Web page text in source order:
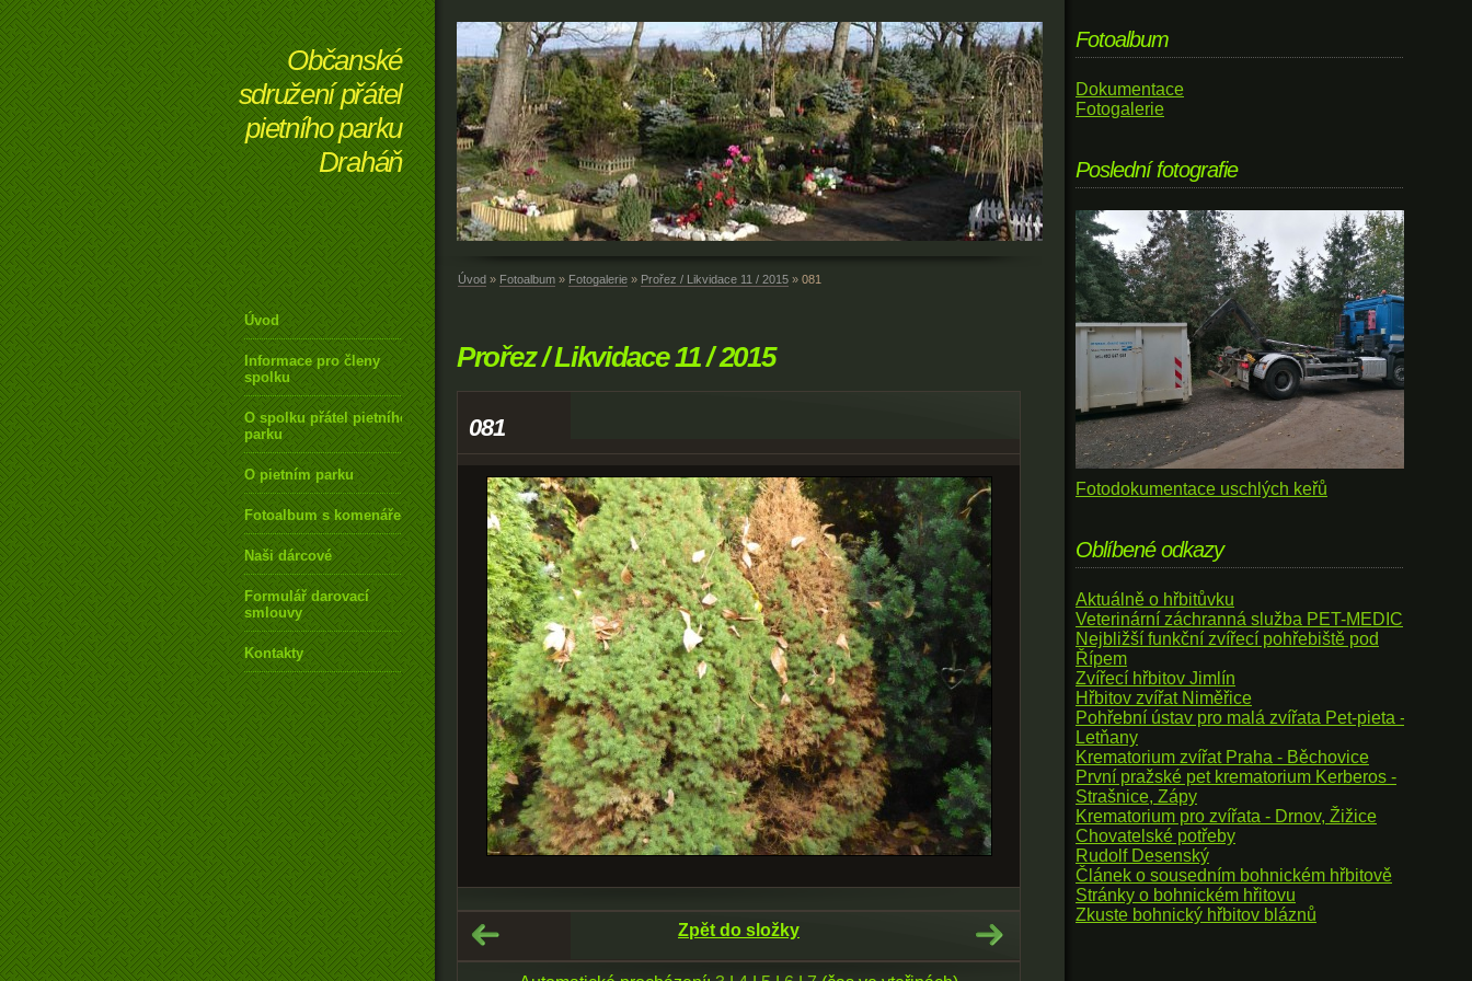
Občanské
sdružení přátel
pietního parku
Draháň
Úvod
Informace pro členy
spolku
O spolku přátel pietního
parku
O pietním parku
Fotoalbum s komenářem
Naši dárcové
Formulář darovací
smlouvy
Kontakty
Úvod » Fotoalbum » Fotogalerie » Prořez / Likvidace 11 / 2015 » 081
Prořez / Likvidace 11 / 2015
081
Zpět do složky
Fotoalbum
Dokumentace
Fotogalerie
Poslední fotografie
Fotodokumentace uschlých keřů
Oblíbené odkazy
Aktuálně o hřbitůvku
Veterinární záchranná služba PET-MEDIC
Nejbližší funkční zvířecí pohřebiště pod
Řípem
Zvířecí hřbitov Jimlín
Hřbitov zvířat Niměřice
Pohřební ústav pro malá zvířata Pet-pieta -
Letňany
Krematorium zvířat Praha - Běchovice
První pražské pet krematorium Kerberos -
Strašnice, Zápy
Krematorium pro zvířata - Drnov, Žižice
Chovatelské potřeby
Rudolf Desenský
Článek o sousedním bohnickém hřbitově
Stránky o bohnickém hřitovu
Zkuste bohnický hřbitov bláznů